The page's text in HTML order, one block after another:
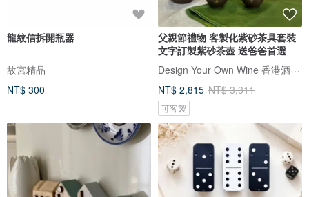
龍紋信拆開瓶器
故宮精品
NT$ 300
父親節禮物 客製化紫砂茶具套裝
文字訂製紫砂茶壺 送爸爸首選
Design Your Own Wine 香港酒瓶雕刻禮品專門店
NT$ 2,815 NT$ 3,311
可客製